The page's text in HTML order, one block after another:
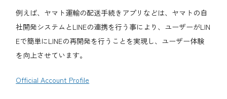
例えば、ヤマト運輸の配送手続きアプリなどは、ヤマトの自
社開発システムとLINEの連携を行う事により、ユーザーがLIN
Eで簡単にLINEの再開発を行うことを実現し、ユーザー体験
を向上させています。
Official Account Profile